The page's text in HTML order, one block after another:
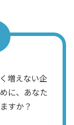
増えない企
に、あなた
すか？